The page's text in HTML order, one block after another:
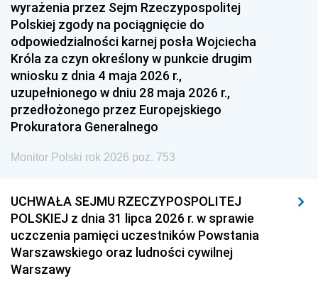
1951 1950 1949
1948 1947
1939 1938 1937
1936 1930
wyrażenia przez Sejm Rzeczypospolitej
Polskiej zgody na pociągnięcie do
odpowiedzialności karnej posła Wojciecha
Króla za czyn określony w punkcie drugim
wniosku z dnia 4 maja 2026 r.,
uzupełnionego w dniu 28 maja 2026 r.,
przedłożonego przez Europejskiego
Prokuratora Generalnego
Monitor Polski rok 2026 poz. 753
UCHWAŁA SEJMU RZECZYPOSPOLITEJ
POLSKIEJ z dnia 31 lipca 2026 r. w sprawie
uczczenia pamięci uczestników Powstania
Warszawskiego oraz ludności cywilnej
Warszawy